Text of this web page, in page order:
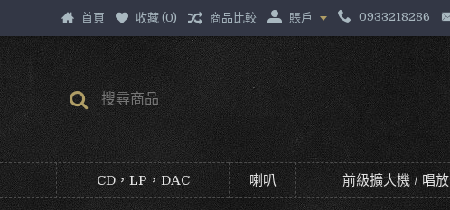
首頁 收藏 (0) 商品比較 賬戶 0933218286
CD，LP，DAC 喇叭 前級擴大機 / 唱放